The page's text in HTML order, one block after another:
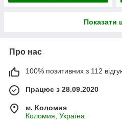
Показати
Про нас
100% позитивних з 112
Працює з 28.09.2020
м. Коломия
Коломия, Україна